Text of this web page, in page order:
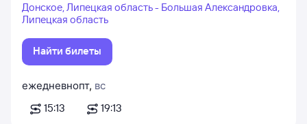
Донское, Липецкая область - Большая Александровка,
Липецкая область
Найти билеты
ежедневно
15:13
пт, вс
19:13